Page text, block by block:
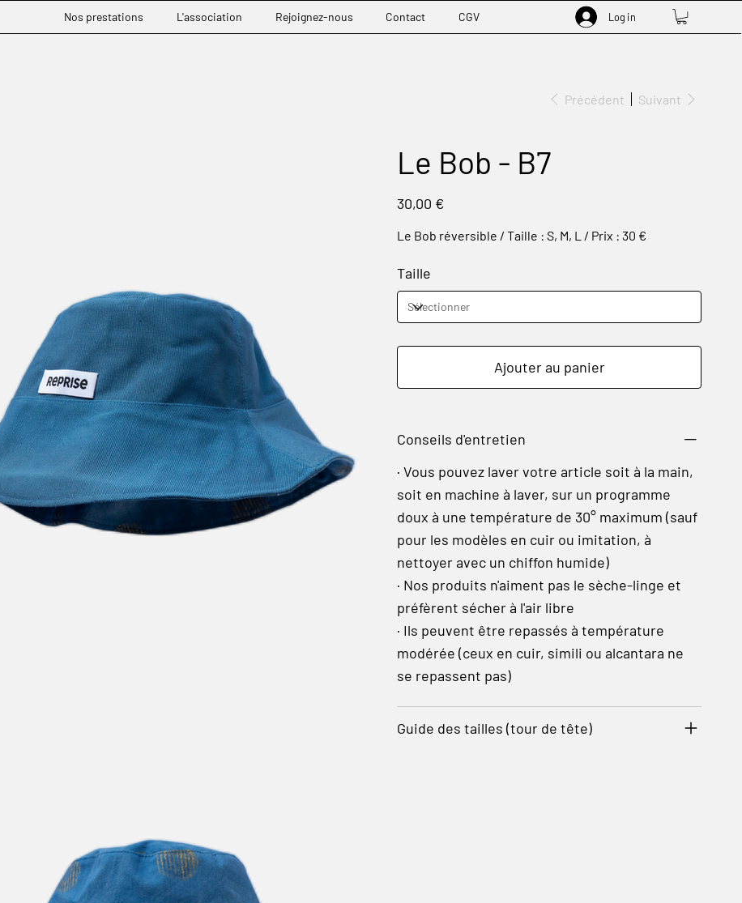
Log in
Nos prestations L'association Rejoignez-nous Contact CGV
Précédent Suivant
Le Bob - B7
30,00 €
Le Bob réversible / Taille : S, M, L / Prix : 30 €
Taille
Ajouter au panier
Conseils d'entretien
· Vous pouvez laver votre article soit à la main,
soit en machine à laver, sur un programme
doux à une température de 30° maximum (sauf
pour les modèles en cuir ou imitation, à
nettoyer avec un chiffon humide)
· Nos produits n'aiment pas le sèche-linge et
préfèrent sécher à l'air libre
· Ils peuvent être repassés à température
modérée (ceux en cuir, simili ou alcantara ne
se repassent pas)
Guide des tailles (tour de tête)